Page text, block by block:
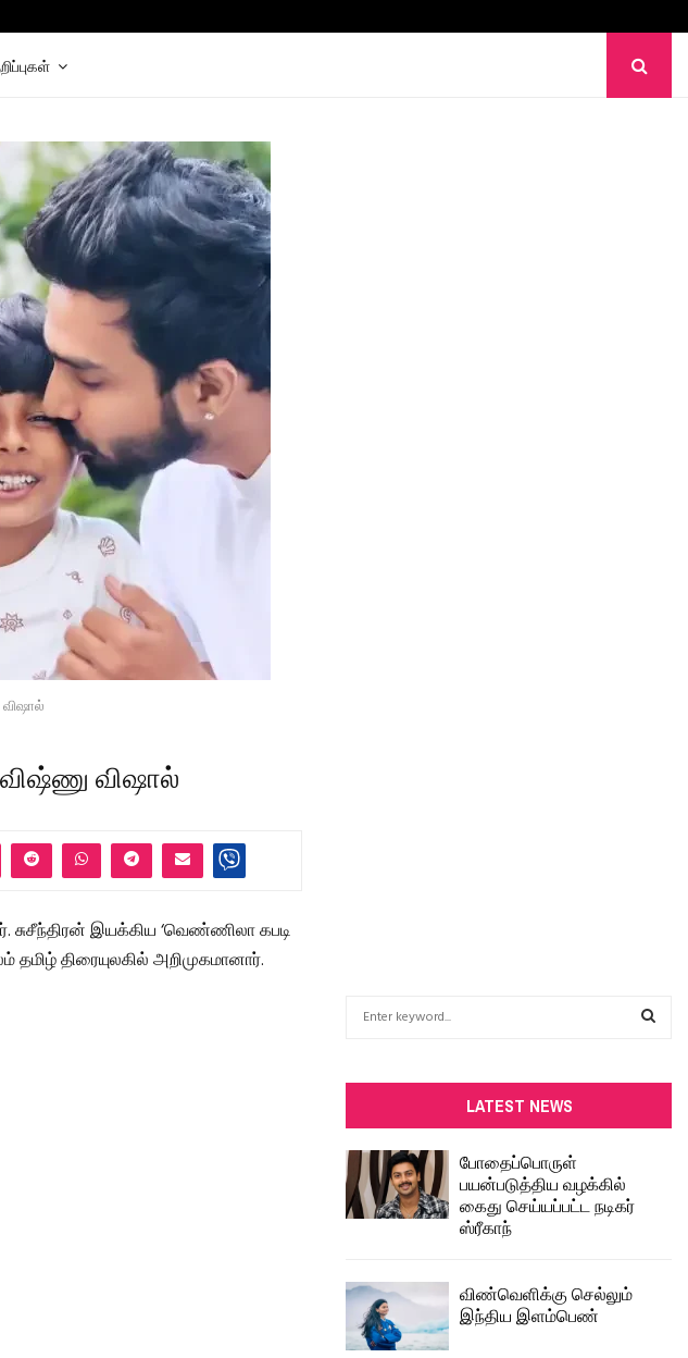
விஷால்
சுசீந்திரன் இயக்கிய ‘வெண்ணிலா கபடி
தமிழ் திரையுலகில் அறிமுகமானார்.
f
o
r
:
LATEST NEWS
போதைப்பொருள்
பயன்படுத்திய வழக்கில்
கைது செய்யப்பட்ட நடிகர்
ஸ்ரீகாந்
விண்வெளிக்கு செல்லும்
இந்திய இளம்பெண்